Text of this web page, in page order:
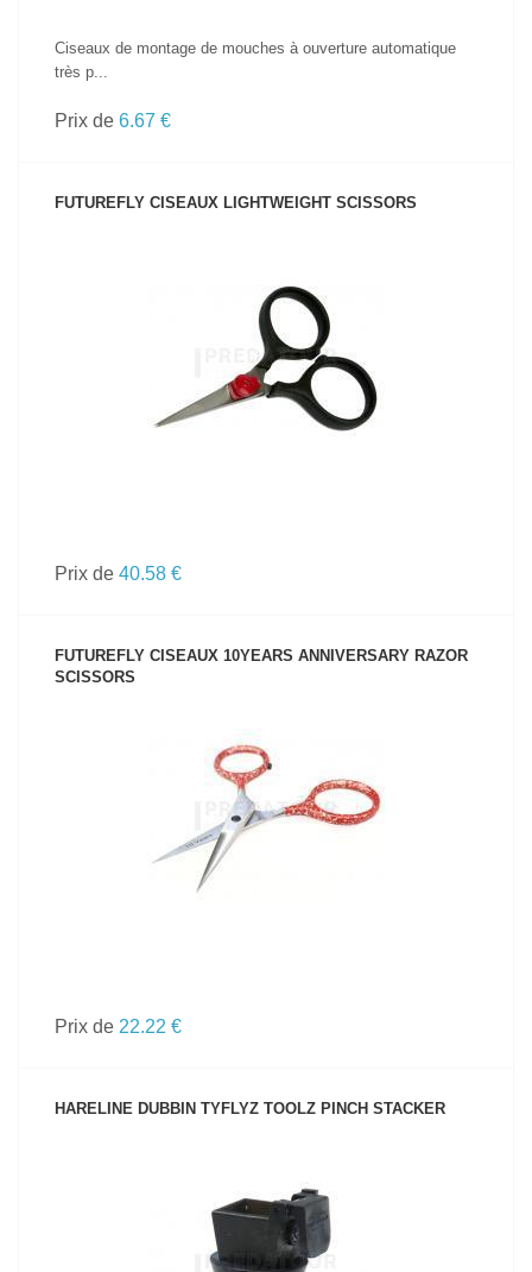
Ciseaux de montage de mouches à ouverture automatique
très p...
Prix de 6.67 €
FUTUREFLY CISEAUX LIGHTWEIGHT SCISSORS
VOIR LE PRODUIT
Prix de 40.58 €
FUTUREFLY CISEAUX 10YEARS ANNIVERSARY RAZOR
SCISSORS
VOIR LE PRODUIT
Prix de 22.22 €
HARELINE DUBBIN TYFLYZ TOOLZ PINCH STACKER
VOIR LE PRODUIT